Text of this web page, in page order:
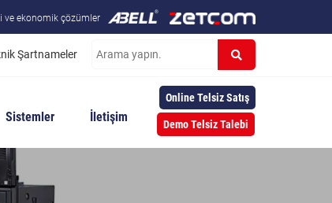
ve ekonomik çözümler
Şartnameler
Sistemler İletişim Demo Telsiz Talebi
Online Telsiz Satış